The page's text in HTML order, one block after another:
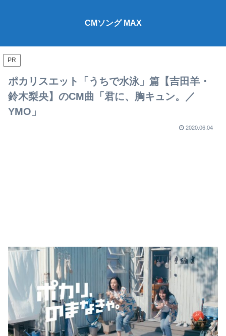
CMソング MAX
PR
ポカリスエット「うちで水泳」篇【吉田羊・
鈴木梨央】のCM曲「君に、胸キュン。／
YMO」
2020.06.04